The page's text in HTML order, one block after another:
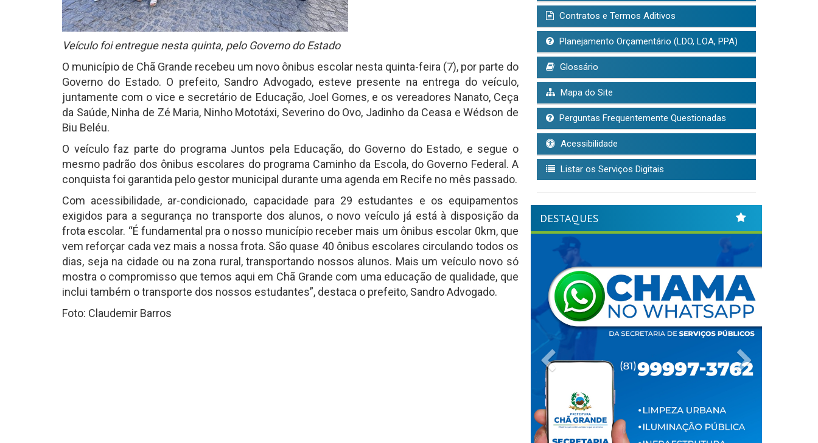
Veículo foi entregue nesta quinta, pelo Governo do Estado
O município de Chã Grande recebeu um novo ônibus escolar nesta quinta-feira (7), por parte do
Governo do Estado. O prefeito, Sandro Advogado, esteve presente na entrega do veículo,
juntamente com o vice e secretário de Educação, Joel Gomes, e os vereadores Nanato, Ceça
da Saúde, Ninha de Zé Maria, Ninho Mototáxi, Severino do Ovo, Jadinho da Ceasa e Wédson de
Biu Beléu.
O veículo faz parte do programa Juntos pela Educação, do Governo do Estado, e segue o
mesmo padrão dos ônibus escolares do programa Caminho da Escola, do Governo Federal. A
conquista foi garantida pelo gestor municipal durante uma agenda em Recife no mês passado.
Com acessibilidade, ar-condicionado, capacidade para 29 estudantes e os equipamentos
exigidos para a segurança no transporte dos alunos, o novo veículo já está à disposição da
frota escolar. “É fundamental pra o nosso município receber mais um ônibus escolar 0km, que
vem reforçar cada vez mais a nossa frota. São quase 40 ônibus escolares circulando todos os
dias, seja na cidade ou na zona rural, transportando nossos alunos. Mais um veículo novo só
mostra o compromisso que temos aqui em Chã Grande com uma educação de qualidade, que
inclui também o transporte dos nossos estudantes”, destaca o prefeito, Sandro Advogado.
Foto: Claudemir Barros
Contratos e Termos Aditivos
Planejamento Orçamentário (LDO, LOA, PPA)
Glossário
Mapa do Site
Perguntas Frequentemente Questionadas
Acessibilidade
Listar os Serviços Digitais
DESTAQUES
Previous